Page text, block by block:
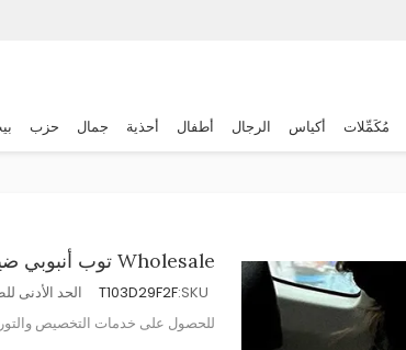
مُكَمِّلات أكياس الرجال أطفال أحذية جمال حزب
Wholesale توب أنبوبي ضيق برباطات ومكشوف الظهر للنساء نمط حضري
SKU:
T103D29F2F الحد الأدنى
للحصول على خدمات التخصيص